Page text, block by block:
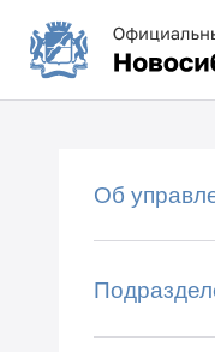
Об